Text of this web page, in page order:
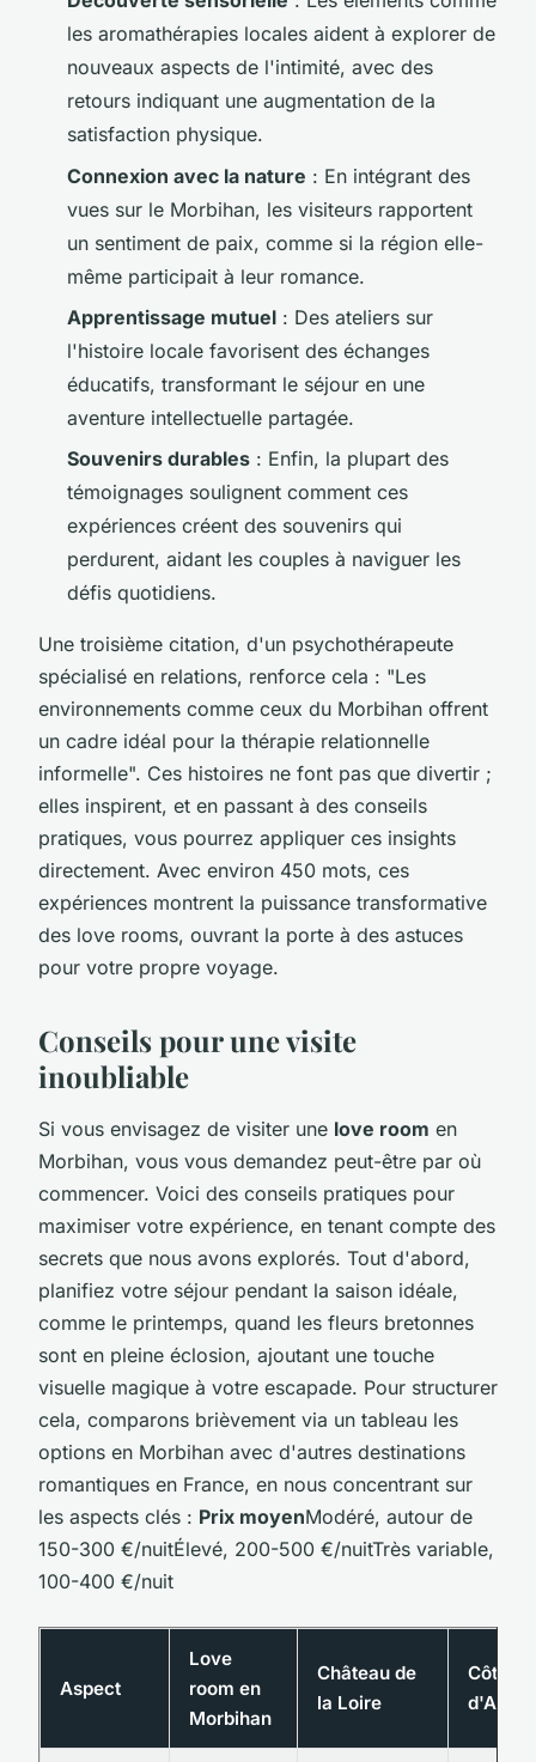
les aromathérapies locales aident à explorer de
nouveaux aspects de l'intimité, avec des
retours indiquant une augmentation de la
satisfaction physique.
Connexion avec la nature : En intégrant des
vues sur le Morbihan, les visiteurs rapportent
un sentiment de paix, comme si la région elle-
même participait à leur romance.
Apprentissage mutuel : Des ateliers sur
l'histoire locale favorisent des échanges
éducatifs, transformant le séjour en une
aventure intellectuelle partagée.
Souvenirs durables : Enfin, la plupart des
témoignages soulignent comment ces
expériences créent des souvenirs qui
perdurent, aidant les couples à naviguer les
défis quotidiens.
Une troisième citation, d'un psychothérapeute
spécialisé en relations, renforce cela : "Les
environnements comme ceux du Morbihan offrent
un cadre idéal pour la thérapie relationnelle
informelle". Ces histoires ne font pas que divertir ;
elles inspirent, et en passant à des conseils
pratiques, vous pourrez appliquer ces insights
directement. Avec environ 450 mots, ces
expériences montrent la puissance transformative
des love rooms, ouvrant la porte à des astuces
pour votre propre voyage.
Conseils pour une visite
inoubliable
Si vous envisagez de visiter une love room en
Morbihan, vous vous demandez peut-être par où
commencer. Voici des conseils pratiques pour
maximiser votre expérience, en tenant compte des
secrets que nous avons explorés. Tout d'abord,
planifiez votre séjour pendant la saison idéale,
comme le printemps, quand les fleurs bretonnes
sont en pleine éclosion, ajoutant une touche
visuelle magique à votre escapade. Pour structurer
cela, comparons brièvement via un tableau les
options en Morbihan avec d'autres destinations
romantiques en France, en nous concentrant sur
les aspects clés : Prix moyenModéré, autour de
150-300 €/nuitÉlevé, 200-500 €/nuitTrès variable,
100-400 €/nuit
Aspect
Love
room en
Morbihan
Château de
la Loire
Côte
d'Azur